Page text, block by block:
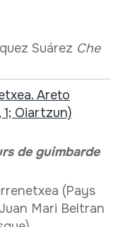
Suárez Che
Areto
Oiartzun)
de guimbarde
(Pays
Mari Beltran